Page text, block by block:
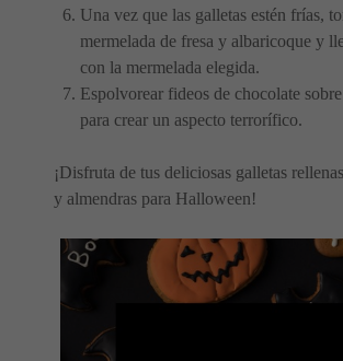
Una vez que las galletas estén frías,
mermelada de fresa y albaricoque y
con la mermelada elegida.
Espolvorear fideos de chocolate
para crear un aspecto terrorífico.
¡Disfruta de tus deliciosas galletas
y almendras para Halloween!